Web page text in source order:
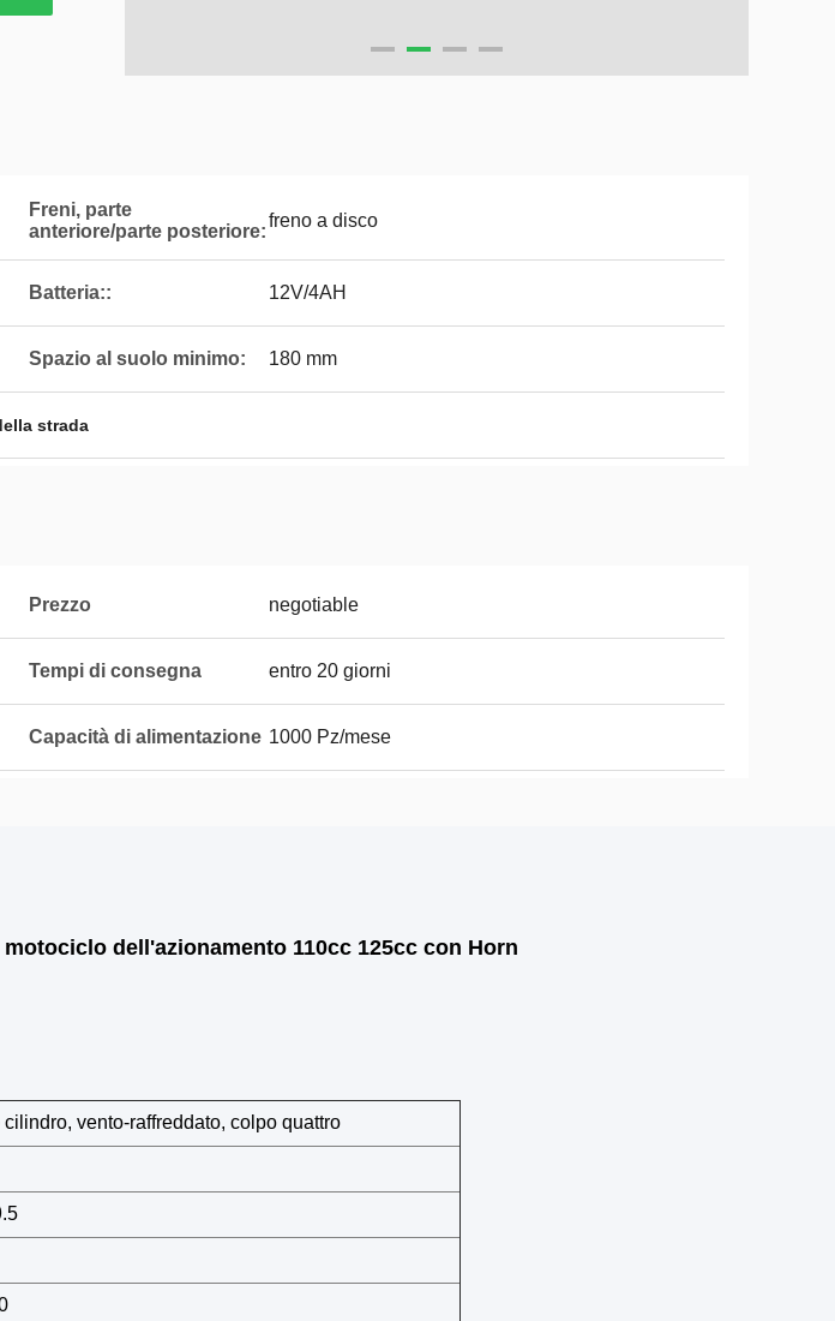
Freni, parte
anteriore/parte posteriore:
freno a disco
Batteria:: 12V/4AH
Spazio al suolo minimo: 180 mm
strada
Prezzo negotiable
Tempi di consegna entro 20 giorni
Capacità di alimentazione 1000 Pz/mese
dell'azionamento 110cc 125cc con Horn
vento-raffreddato, colpo quattro